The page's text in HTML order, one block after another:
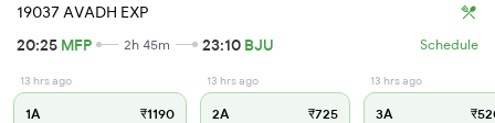
19037 AVADH EXP
20:25 MFP 2h 45m 23:10 BJU Schedule
13 hrs ago
1A ₹1190
13 hrs ago
2A ₹725
13 hrs ago
3A